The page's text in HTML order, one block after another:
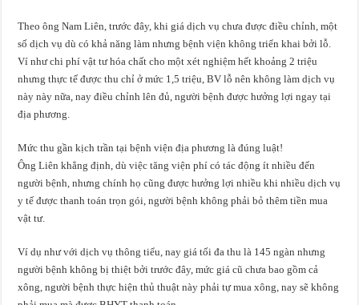
Theo ông Nam Liên, trước đây, khi giá dịch vụ chưa được điều chỉnh, một
số dịch vụ dù có khả năng làm nhưng bệnh viện không triển khai bởi lỗ.
Ví như chi phí vật tư hóa chất cho một xét nghiệm hết khoảng 2 triệu
nhưng thực tế được thu chỉ ở mức 1,5 triệu, BV lỗ nên không làm dịch vụ
này này nữa, nay điều chỉnh lên đủ, người bệnh được hưởng lợi ngay tại
địa phương.
Mức thu gần kịch trần tại bệnh viện địa phương là đúng luật!
Ông Liên khẳng định, dù việc tăng viện phí có tác động ít nhiều đến
người bệnh, nhưng chính họ cũng được hưởng lợi nhiều khi nhiều dịch vụ
y tế được thanh toán trọn gói, người bệnh không phải bỏ thêm tiền mua
vật tư.
Ví dụ như với dịch vụ thông tiểu, nay giá tối đa thu là 145 ngàn nhưng
người bệnh không bị thiệt bởi trước đây, mức giá cũ chưa bao gồm cả
xông, người bệnh thực hiện thủ thuật này phải tự mua xông, nay sẽ không